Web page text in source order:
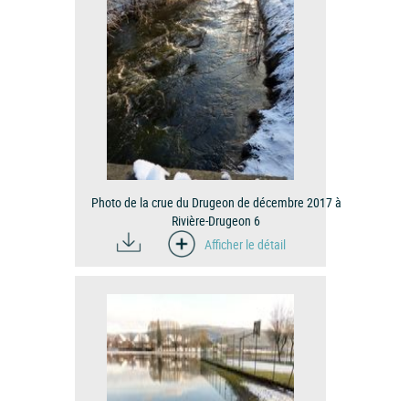
Photo de la crue du Drugeon de décembre 2017 à
Rivière-Drugeon 6
Afficher le détail